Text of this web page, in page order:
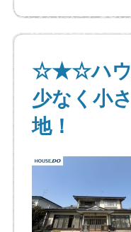
☆★☆ハウ
少なく小
地！